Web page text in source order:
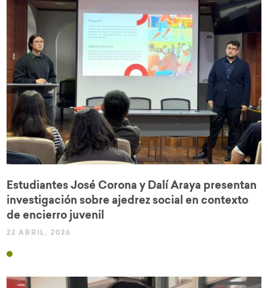
Estudiantes José Corona y Dalí Araya presentan
investigación sobre ajedrez social en contexto
de encierro juvenil
22 ABRIL, 2026